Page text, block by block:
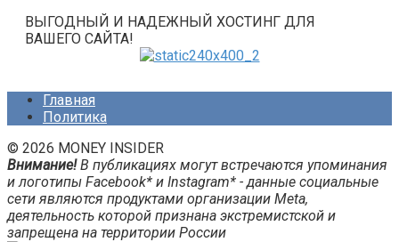
ВЫГОДНЫЙ И НАДЕЖНЫЙ ХОСТИНГ ДЛЯ
ВАШЕГО САЙТА!
Главная
Политика
© 2026 MONEY INSIDER
Внимание!В публикациях могут встречаются упоминания
и логотипы Facebook* и Instagram* - данные социальные
сети являются продуктами организации Meta,
деятельность которой признана экстремистской и
запрещена на территории России